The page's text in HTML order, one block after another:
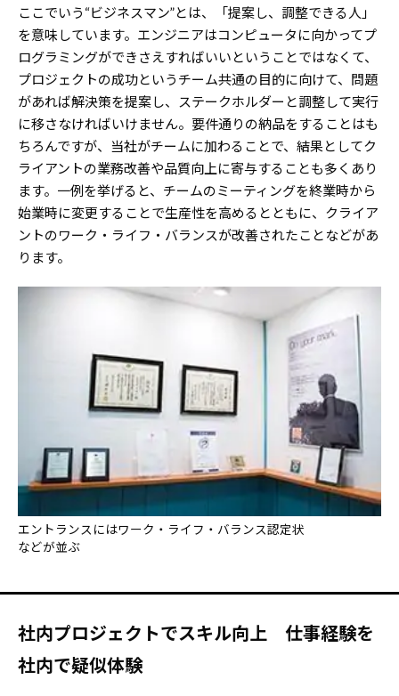
ここでいう“ビジネスマン”とは、「提案し、調整できる人」
を意味しています。エンジニアはコンピュータに向かってプ
ログラミングができさえすればいいということではなくて、
プロジェクトの成功というチーム共通の目的に向けて、問題
があれば解決策を提案し、ステークホルダーと調整して実行
に移さなければいけません。要件通りの納品をすることはも
ちろんですが、当社がチームに加わることで、結果としてク
ライアントの業務改善や品質向上に寄与することも多くあり
ます。一例を挙げると、チームのミーティングを終業時から
始業時に変更することで生産性を高めるとともに、クライア
ントのワーク・ライフ・バランスが改善されたことなどがあ
ります。
エントランスにはワーク・ライフ・バランス認定状
などが並ぶ
社内プロジェクトでスキル向上 仕事経験を
社内で疑似体験